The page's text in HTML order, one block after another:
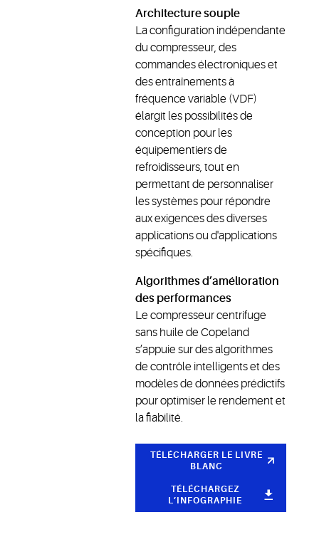
Architecture souple
La configuration indépendante
du compresseur, des
commandes électroniques et
des entraînements à
fréquence variable (VDF)
élargit les possibilités de
conception pour les
équipementiers de
refroidisseurs, tout en
permettant de personnaliser
les systèmes pour répondre
aux exigences des diverses
applications ou d'applications
spécifiques.
Algorithmes d’amélioration
des performances
Le compresseur centrifuge
sans huile de Copeland
s’appuie sur des algorithmes
de contrôle intelligents et des
modèles de données prédictifs
pour optimiser le rendement et
la fiabilité.
TÉLÉCHARGER LE LIVRE
BLANC
TÉLÉCHARGEZ
L’INFOGRAPHIE